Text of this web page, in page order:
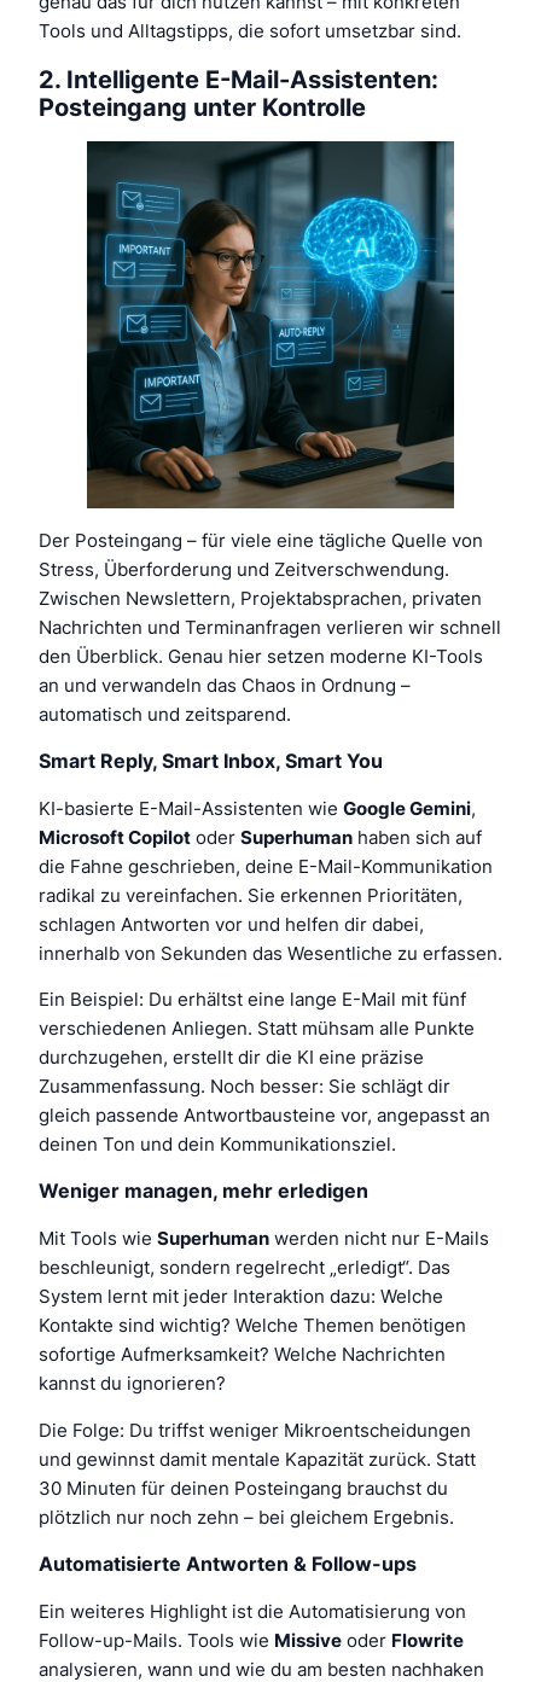
Tools und Alltagstipps, die sofort umsetzbar sind.
2. Intelligente E-Mail-Assistenten:
Posteingang unter Kontrolle
Der Posteingang – für viele eine tägliche Quelle von
Stress, Überforderung und Zeitverschwendung.
Zwischen Newslettern, Projektabsprachen, privaten
Nachrichten und Terminanfragen verlieren wir schnell
den Überblick. Genau hier setzen moderne KI-Tools
an und verwandeln das Chaos in Ordnung –
automatisch und zeitsparend.
Smart Reply, Smart Inbox, Smart You
KI-basierte E-Mail-Assistenten wie Google Gemini,
Microsoft Copilot oder Superhuman haben sich auf
die Fahne geschrieben, deine E-Mail-Kommunikation
radikal zu vereinfachen. Sie erkennen Prioritäten,
schlagen Antworten vor und helfen dir dabei,
innerhalb von Sekunden das Wesentliche zu erfassen.
Ein Beispiel: Du erhältst eine lange E-Mail mit fünf
verschiedenen Anliegen. Statt mühsam alle Punkte
durchzugehen, erstellt dir die KI eine präzise
Zusammenfassung. Noch besser: Sie schlägt dir
gleich passende Antwortbausteine vor, angepasst an
deinen Ton und dein Kommunikationsziel.
Weniger managen, mehr erledigen
Mit Tools wie Superhuman werden nicht nur E-Mails
beschleunigt, sondern regelrecht „erledigt“. Das
System lernt mit jeder Interaktion dazu: Welche
Kontakte sind wichtig? Welche Themen benötigen
sofortige Aufmerksamkeit? Welche Nachrichten
kannst du ignorieren?
Die Folge: Du triffst weniger Mikroentscheidungen
und gewinnst damit mentale Kapazität zurück. Statt
30 Minuten für deinen Posteingang brauchst du
plötzlich nur noch zehn – bei gleichem Ergebnis.
Automatisierte Antworten & Follow-ups
Ein weiteres Highlight ist die Automatisierung von
Follow-up-Mails. Tools wie Missive oder Flowrite
analysieren, wann und wie du am besten nachhaken